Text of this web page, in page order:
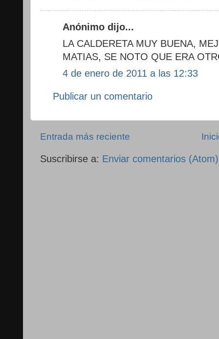
Anónimo dijo...
LA CALDERETA MUY BUENA,
MATIAS, SE NOTO QUE ERA
4 de enero de 2011 a las 12:33
Publicar un comentario
Entrada más reciente
Suscribirse a: Enviar comentarios (Atom)